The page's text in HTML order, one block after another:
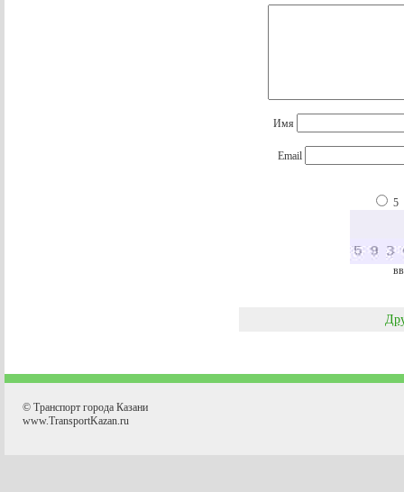
Имя
Email
5
© Транспорт города Казани
www.TransportKazan.ru